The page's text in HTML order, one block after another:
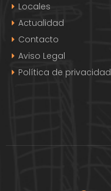
Locales
Actualidad
Contacto
Aviso Legal
Política de privacidad